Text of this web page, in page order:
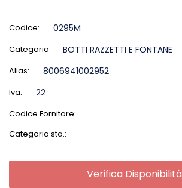
Codice: 0295M
Categoria BOTTI RAZZETTI E FONTANE
Alias: 8006941002952
Iva: 22
Codice Fornitore:
Categoria sta.:
Verifica Disponibilità